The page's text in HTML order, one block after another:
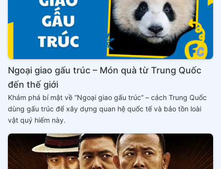
Ngoại giao gấu trúc – Món quà từ Trung Quốc
đến thế giới
Khám phá bí mật về “Ngoại giao gấu trúc” – cách Trung Quốc
dùng gấu trúc để xây dựng quan hệ quốc tế và bảo tồn loài
vật quý hiếm này.